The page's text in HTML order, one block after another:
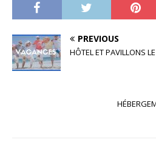
PREVIOUS
HÔTEL ET PAVILLONS